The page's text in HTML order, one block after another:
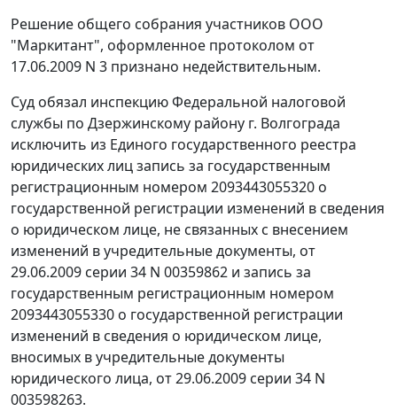
Решение общего собрания участников ООО
"Маркитант", оформленное протоколом от
17.06.2009 N 3 признано недействительным.
Суд обязал инспекцию Федеральной налоговой
службы по Дзержинскому району г. Волгограда
исключить из Единого государственного реестра
юридических лиц запись за государственным
регистрационным номером 2093443055320 о
государственной регистрации изменений в сведения
о юридическом лице, не связанных с внесением
изменений в учредительные документы, от
29.06.2009 серии 34 N 00359862 и запись за
государственным регистрационным номером
2093443055330 о государственной регистрации
изменений в сведения о юридическом лице,
вносимых в учредительные документы
юридического лица, от 29.06.2009 серии 34 N
003598263.